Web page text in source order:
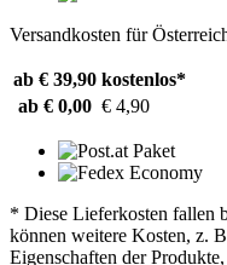
Versandkosten für
ab € 39,90 kostenlos*
ab € 0,00 € 4,90
* Diese Lieferkosten fallen
können weitere Kosten, z.
Eigenschaften der